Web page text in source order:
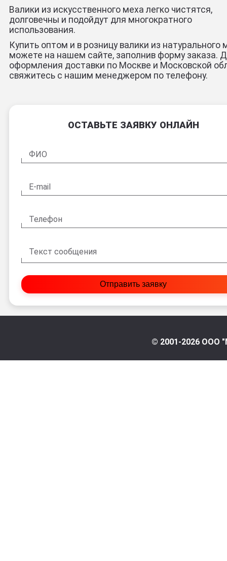
Валики из искусственного меха легко чистятся,
долговечны и подойдут для многократного
использования.
Купить оптом и в розницу валики из натурального
можете на нашем сайте, заполнив форму заказа.
оформления доставки по Москве и Московской
свяжитесь с нашим менеджером по телефону.
ОСТАВЬТЕ ЗАЯВКУ ОНЛАЙН
ФИО
E-mail
Телефон
Текст сообщения
Отправить заявку
© 2001-2026 ООО